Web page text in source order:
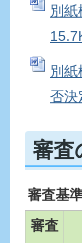
別
別
否決
審査
審査基
審査